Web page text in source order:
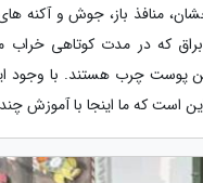
منافذ باز، جوش و آکنه
که در مدت کوتاهی خراب
پوست چرب هستند. با وجود
است که ما اینجا با آموزش